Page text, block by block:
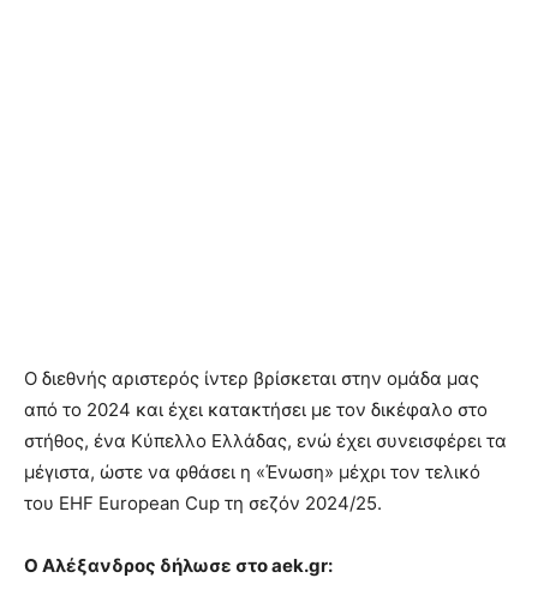
Ο διεθνής αριστερός ίντερ βρίσκεται στην ομάδα μας
από το 2024 και έχει κατακτήσει με τον δικέφαλο στο
στήθος, ένα Κύπελλο Ελλάδας, ενώ έχει συνεισφέρει τα
μέγιστα, ώστε να φθάσει η «Ένωση» μέχρι τον τελικό
του EHF European Cup τη σεζόν 2024/25.
Ο Αλέξανδρος δήλωσε στο aek.gr: